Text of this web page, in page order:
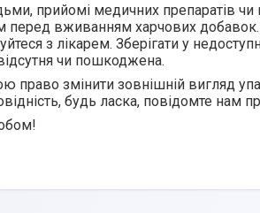
прийомі медичних препаратів
перед вживанням харчових добавок.
з лікарем. Зберігати у
чи пошкоджена.
право змінити зовнішній вигляд
будь ласка, повідомте нам